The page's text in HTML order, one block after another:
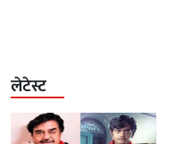
लेटेस्ट